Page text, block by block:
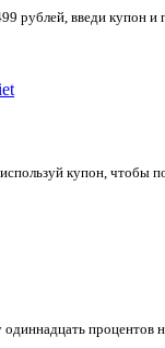
рублей, введи купон
купон, чтобы
процентов